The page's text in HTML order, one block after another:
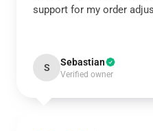
support for my order
S Sebastian
Verified owner